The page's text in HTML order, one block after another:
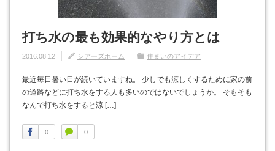
打ち水の最も効果的なやり方とは
2016.08.12 シアーズホーム 住まいのアイデア
最近毎日暑い日が続いていますね。 少しでも涼しくするために家の前
の道路などに打ち水をする人も多いのではないでしょうか。 そもそも
なんで打ち水をすると涼 […]
0 0